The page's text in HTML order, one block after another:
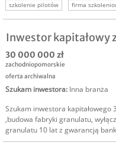
szkolenie pilotów firma
inwestycja w biznes
inwestor do
Inwestor kapitałowy
30 000 000 zł
zachodniopomorskie
oferta archiwalna
Szukam inwestora: Inna branża
Szukam inwestora kapitałowego
,budowa fabryki granulatu,
granulatu 10 lat z gwarancją